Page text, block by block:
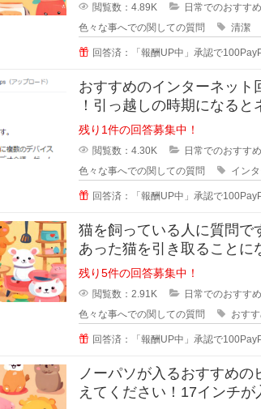
閲覧数：4.89K
日常でのおすす
色々な事へでの関しての質問
清潔
回答済：「報酬UP中」承認で
おすすめのインターネット
！引っ越しの時期になる
えようかなと思いますよね！
残り1件の回答募集中！
閲覧数：4.30K
日常でのおすす
色々な事へでの関しての質問
イン
回答済：「報酬UP中」承認で
猫を飼っている人に質問で
あった猫を引き取ることに
を育てることになったそう
残り5件の回答募集中！
閲覧数：2.91K
日常でのおすす
色々な事へでの関しての質問
おす
回答済：「報酬UP中」承認で
ノーパソが入るおすすめ
えてください！17インチ